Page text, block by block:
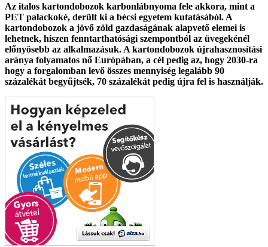
Az italos kartondobozok karbonlábnyoma fele akkora, mint a
PET palackoké, derült ki a bécsi egyetem kutatásából. A
kartondobozok a jövő zöld gazdaságának alapvető elemei is
lehetnek, hiszen fenntarthatósági szempontból az üvegekénél
előnyösebb az alkalmazásuk. A kartondobozok újrahasznosítási
aránya folyamatos nő Európában, a cél pedig az, hogy 2030-ra
hogy a forgalomban levő összes mennyiség legalább 90
százalékát begyűjtsék, 70 százalékát pedig újra fel is használják.